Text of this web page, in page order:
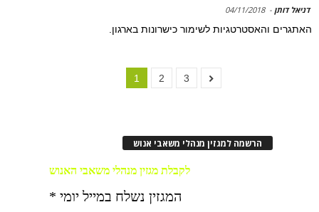
דניאל דותן -
04/11/2018
האתגרים והאסטרטגיות לשימור כישרונות בארגון.
1 2 3
הרשמה למגזין מנהלי משאבי אנוש